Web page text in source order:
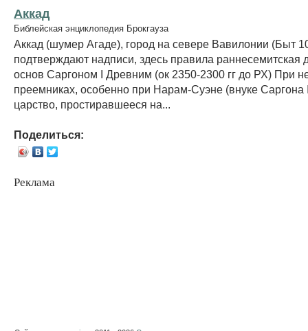
Аккад
Библейская энциклопедия Брокгауза
Аккад (шумер Агаде), город на севере Вавилонии (Быт
подтверждают надписи, здесь правила раннесемитская
основ Саргоном I Древним (ок 2350-2300 гг до РХ) При
преемниках, особенно при Нарам-Суэне (внуке Саргона
царство, простиравшееся на...
Поделиться:
Реклама